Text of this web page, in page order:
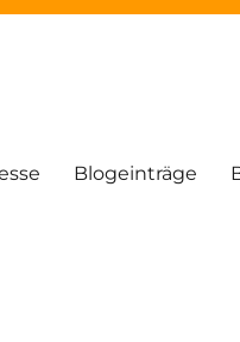
Blogeinträge